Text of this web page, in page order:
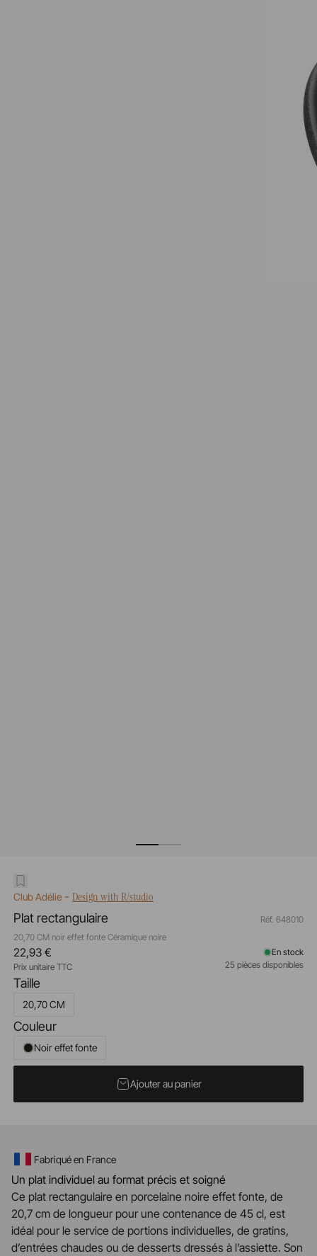
Club Adélie- Design with R/studio
Plat rectangulaire
20,70 CM noir effet fonte Céramique noire
Réf. 648010
Taille
20,70 CM
Couleur
Noir effet fonte
22,93 €
Prix unitaire TTC
En stock
25 pièces disponibles
Ajouter au panier
Fabriqué en France
Un plat individuel au format précis et soigné
Ce plat rectangulaire en porcelaine noire effet fonte, de
20,7 cm de longueur pour une contenance de 45 cl, est
idéal pour le service de portions individuelles, de gratins,
d’entrées chaudes ou de desserts dressés à l’assiette. Son